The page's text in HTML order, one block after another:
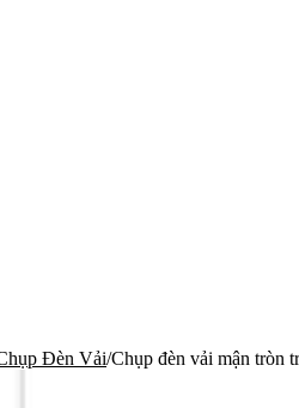
Đèn Vải/Chụp đèn vải mận tròn